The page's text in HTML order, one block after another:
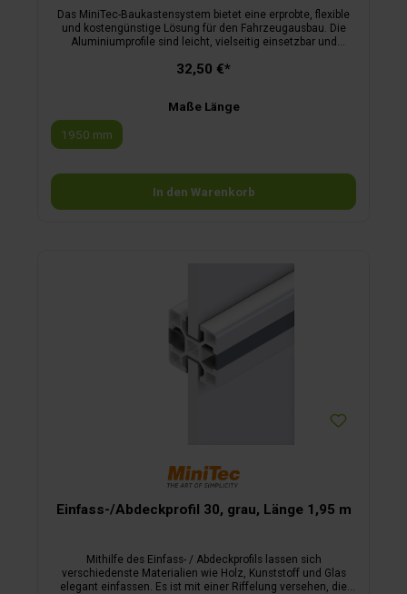
Das MiniTec-Baukastensystem bietet eine erprobte, flexible
und kostengünstige Lösung für den Fahrzeugausbau. Die
Aluminiumprofile sind leicht, vielseitig einsetzbar und
aus.Die Profilserie 30 hebt sich außerdem durch ihre
mm lassen sich die Profile mühelos untereinander
kombinieren. Dies ermöglicht eine einfache Anpassung und
Erweiterung des Ausbaus.Mit den cleveren Verbindern und
einfacher. Der patentierte MiniTec Profilverbinder (Art.-Nr. 52
111) ermöglicht nahezu bearbeitungsfreie
32,50 €*
Maße Länge
1950 mm
In den Warenkorb
Einfass-/Abdeckprofil 30, grau, Länge 1,95 m
Mithilfe des Einfass- / Abdeckprofils lassen sich
verschiedenste Materialien wie Holz, Kunststoff und Glas
elegant einfassen. Es ist mit einer Riffelung versehen, die